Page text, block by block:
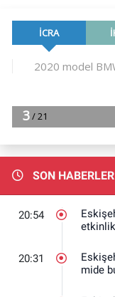
SON HABERLER
20:54
etkinlik
20:31
mide